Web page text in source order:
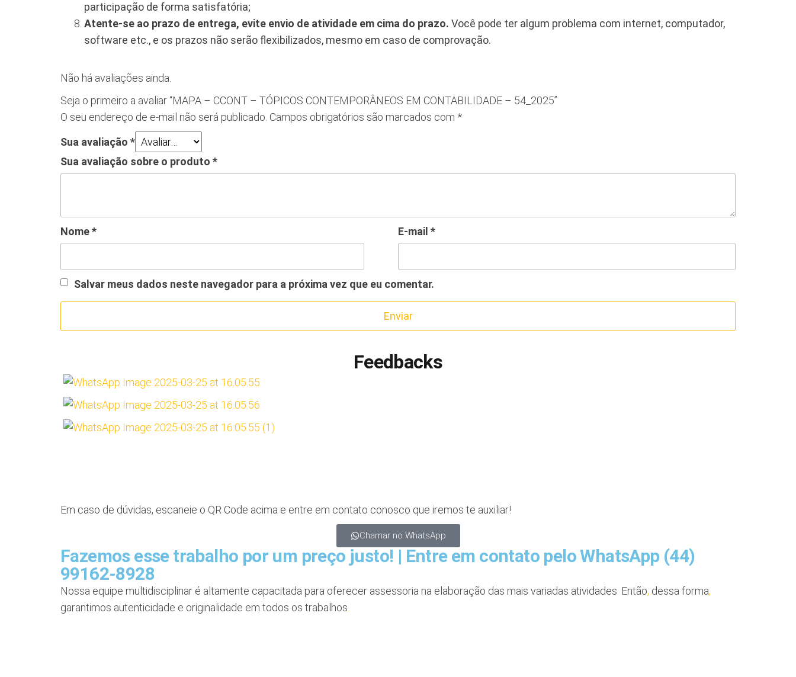
participação de forma satisfatória;
Atente-se ao prazo de entrega, evite envio de atividade em cima do prazo. Você pode ter algum problema com internet, computador,
software etc., e os prazos não serão flexibilizados, mesmo em caso de comprovação.
Não há avaliações ainda.
Seja o primeiro a avaliar “MAPA – CCONT – TÓPICOS CONTEMPORÂNEOS EM CONTABILIDADE – 54_2025”
O seu endereço de e-mail não será publicado. Campos obrigatórios são marcados com *
Sua avaliação *
Sua avaliação sobre o produto *
Nome* E-mail *
Salvar meus dados neste navegador para a próxima vez que eu comentar.
Feedbacks
Em caso de dúvidas, escaneie o QR Code acima e entre em contato conosco que iremos te auxiliar!
Chamar no WhatsApp
Fazemos esse trabalho por um preço justo! | Entre em contato pelo WhatsApp (44)
99162-8928
Nossa equipe multidisciplinar é altamente capacitada para oferecer assessoria na elaboração das mais variadas atividades Então, dessa forma,
garantimos autenticidade e originalidade em todos os trabalhos